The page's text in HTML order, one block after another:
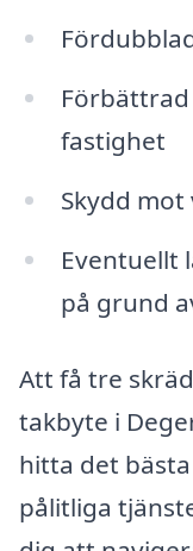
fastighet
Skydd
Eventuellt
på grund
Att få tre
takbyte i
hitta det
pålitliga